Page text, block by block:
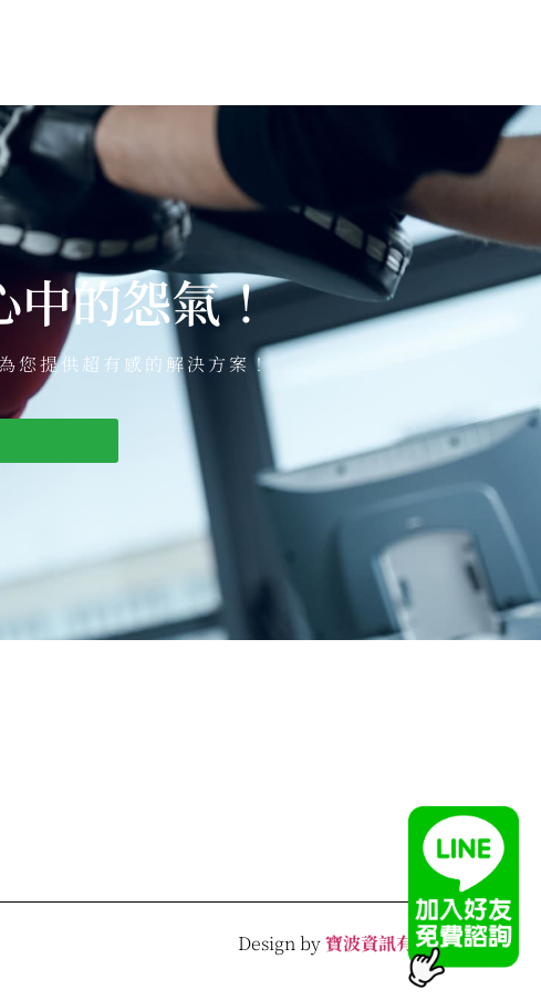
中的怨氣！
您提供超有感的解決方案！
Design by寶波資訊有限公司